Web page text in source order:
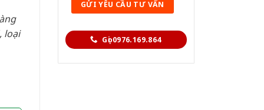
Gọi 0976.169.864
loại